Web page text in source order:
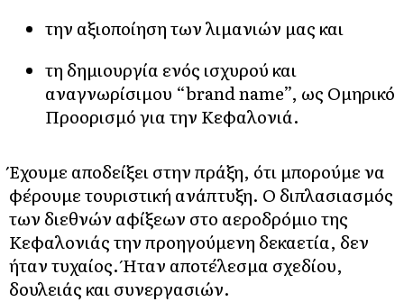
την αξιοποίηση των λιμανιών μας και
τη δημιουργία ενός ισχυρού και
αναγνωρίσιμου “brand name”, ως Ομηρικό
Προορισμόγια την Κεφαλονιά.
Έχουμε αποδείξει στην πράξη, ότι μπορούμε να
φέρουμε τουριστική ανάπτυξη. Ο διπλασιασμός
των διεθνών αφίξεων στο αεροδρόμιο της
Κεφαλονιάς την προηγούμενη δεκαετία, δεν
ήταν τυχαίος. Ήταν αποτέλεσμα σχεδίου,
δουλειάς και συνεργασιών.